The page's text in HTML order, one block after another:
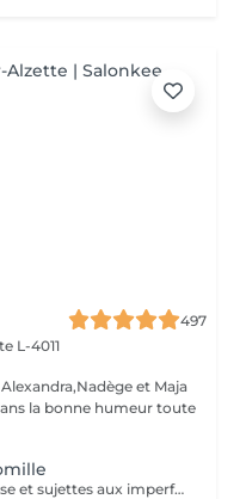
497
L-4011
et Maja
la bonne humeur toute
Destiné aux peaux à tendance grasse et sujettes aux imperfections, ce soin purifie votre dos. Les mains de notre experte nettoient minutieusement votre peau et procèdent à un gommage désincrustant. Votre dos est net et purifié en profondeur. Bénéfices : Votre dos est net et purifié en profondeur.